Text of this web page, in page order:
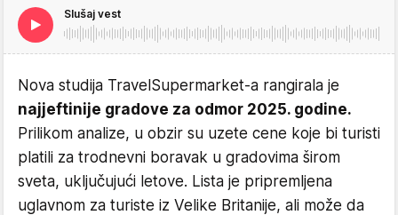
Slušaj vest
Nova studija TravelSupermarket-a rangirala je
najjeftinije gradove za odmor 2025. godine.
Prilikom analize, u obzir su uzete cene koje bi turisti
platili za trodnevni boravak u gradovima širom
sveta, uključujući letove. Lista je pripremljena
uglavnom za turiste iz Velike Britanije, ali može da